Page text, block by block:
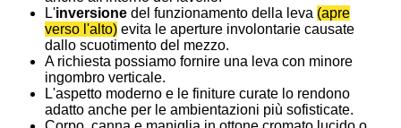
L'inversione del funzionamento della leva (apre
verso l'alto) evita le aperture involontarie causate
dallo scuotimento del mezzo.
A richiesta possiamo fornire una leva con minore
ingombro verticale.
L'aspetto moderno e le finiture curate lo rendono
adatto anche per le ambientazioni più sofisticate.